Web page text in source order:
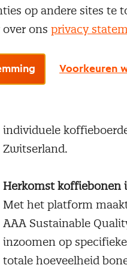
individuele
Zwitserland.
Herkomst koffiebonen
Met het platform
AAA Sustainable
inzoomen op
totale hoeveelheid
op andere sites
over ons privacy
Voorkeuren